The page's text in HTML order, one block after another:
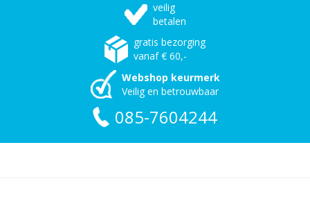
veilig
betalen
gratis bezorging
vanaf € 60,-
Webshop keurmerk
Veilig en betrouwbaar
085-7604244